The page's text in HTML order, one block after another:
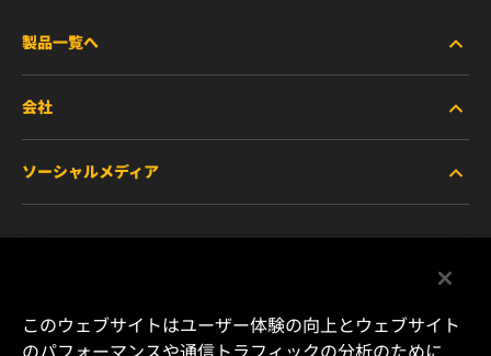
製品一覧へ
商用車および建機・農機・産業用途車両
乗用車および小型トラック
特殊用途向けフィルター
会社
WIXについて
リソース
ソーシャルメディア
Instagram
このウェブサイトはユーザー体験の向上とウェブサイト
のパフォーマンスや通信トラフィックの分析のために